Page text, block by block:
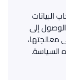
البيانات
إلى
معالجتها،
.